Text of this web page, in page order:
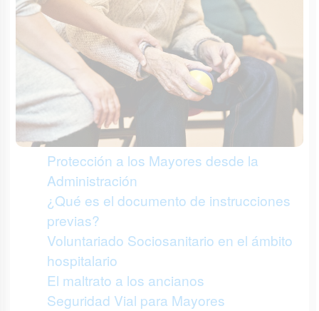
Protección a los Mayores desde la
Administración
¿Qué es el documento de instrucciones
previas?
Voluntariado Sociosanitario en el ámbito
hospitalario
El maltrato a los ancianos
Seguridad Vial para Mayores